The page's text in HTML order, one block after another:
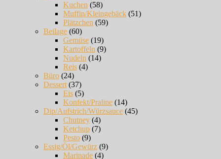
Kuchen (58)
Muffin/Kleingebäck (51)
Plätzchen (59)
Beilage (60)
Gemüse (19)
Kartoffeln (9)
Nudeln (14)
Reis (4)
Büro (24)
Dessert (37)
Eis (5)
Konfekt/Praline (14)
Dip/Aufstrich/Würzsauce (45)
Chutney (4)
Ketchup (7)
Pesto (9)
Essig/Öl/Gewürz (9)
Marinade (4)